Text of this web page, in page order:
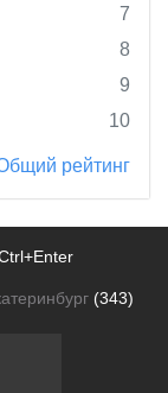
7
8
9
10
рейтинг
(343)